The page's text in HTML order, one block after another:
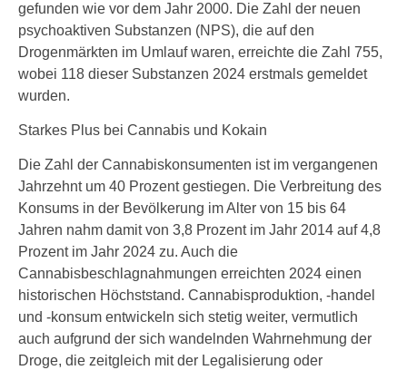
gefunden wie vor dem Jahr 2000. Die Zahl der neuen
psychoaktiven Substanzen (NPS), die auf den
Drogenmärkten im Umlauf waren, erreichte die Zahl 755,
wobei 118 dieser Substanzen 2024 erstmals gemeldet
wurden.
Starkes Plus bei Cannabis und Kokain
Die Zahl der Cannabiskonsumenten ist im vergangenen
Jahrzehnt um 40 Prozent gestiegen. Die Verbreitung des
Konsums in der Bevölkerung im Alter von 15 bis 64
Jahren nahm damit von 3,8 Prozent im Jahr 2014 auf 4,8
Prozent im Jahr 2024 zu. Auch die
Cannabisbeschlagnahmungen erreichten 2024 einen
historischen Höchststand. Cannabisproduktion, -handel
und -konsum entwickeln sich stetig weiter, vermutlich
auch aufgrund der sich wandelnden Wahrnehmung der
Droge, die zeitgleich mit der Legalisierung oder